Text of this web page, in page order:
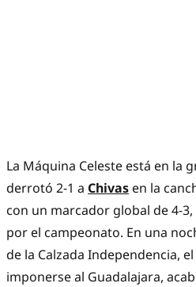
La Máquina Celeste está en la
derrotó 2-1 a Chivas en la
con un marcador global de 4-
por el campeonato. En una
de la Calzada Independencia,
imponerse al Guadalajara,